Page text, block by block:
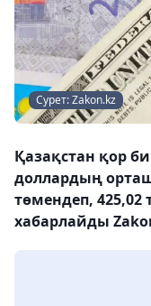
Сурет: Zakon.kz
Қазақстан қор
доллардың
төмендеп, 425,02
хабарлайды